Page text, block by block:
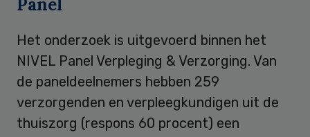
Het onderzoek is uitgevoerd binnen het
NIVEL Panel Verpleging & Verzorging. Van
de paneldeelnemers hebben 259
verzorgenden en verpleegkundigen uit de
thuiszorg (respons 60 procent) een